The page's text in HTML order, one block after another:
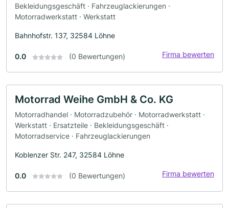
Bekleidungsgeschäft · Fahrzeuglackierungen ·
Motorradwerkstatt · Werkstatt
Bahnhofstr. 137, 32584 Löhne
0.0 (0 Bewertungen) Firma bewerten
Motorrad Weihe GmbH & Co. KG
Motorradhandel · Motorradzubehör · Motorradwerkstatt ·
Werkstatt · Ersatzteile · Bekleidungsgeschäft ·
Motorradservice · Fahrzeuglackierungen
Koblenzer Str. 247, 32584 Löhne
0.0 (0 Bewertungen) Firma bewerten